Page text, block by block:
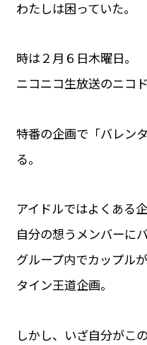
わたしは困っていた。
時は２月６日木曜日。
ニコニコ生放送のニコ
特番の企画で「バレン
る。
アイドルではよくある企
自分の想うメンバーに
グループ内でカップル
タイン王道企画。
しかし、いざ自分がこ